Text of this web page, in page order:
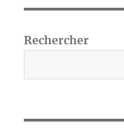
Rechercher